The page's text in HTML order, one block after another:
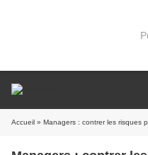
Accueil » Managers : contrer les risques